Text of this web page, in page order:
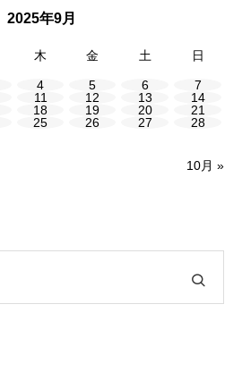
2025年9月
木 金 土 日
4 5 6
7
11 12 13
14
18 19 20
21
25 26 27
28
10月 »